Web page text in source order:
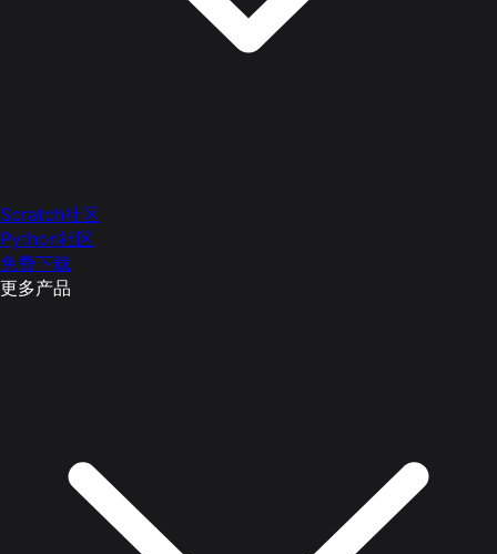
Scratch社区
Python社区
免费下载
更多产品